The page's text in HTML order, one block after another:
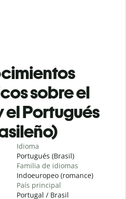
sobre el
el Portugués
Idioma
Portugués (Brasil)
Familia de idiomas
Indoeuropeo (romance)
País principal
Portugal / Brasil